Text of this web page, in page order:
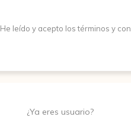
He leído y acepto los términos y
¿Ya eres usuario?